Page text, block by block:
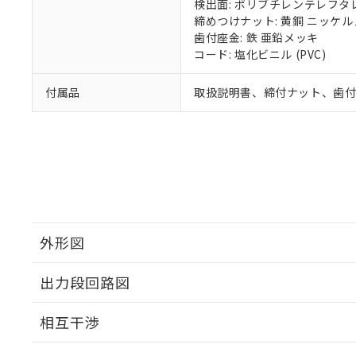
検出面: ポリブチレンテレフタ
締めつけナット: 黄銅 ニッケル
歯付座金: 鉄 亜鉛メッキ
コード: 塩化ビニル (PVC)
付属品 取扱説明書、締付ナット、歯
外形図
出力段回路図
相互干渉